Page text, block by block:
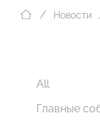
Новости
All
Главные